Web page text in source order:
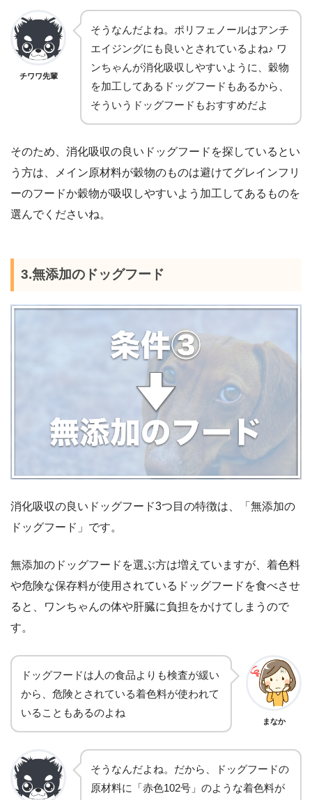
チワワ先輩
そうなんだよね。ポリフェノールはアンチ
エイジングにも良いとされているよね♪ ワ
ンちゃんが消化吸収しやすいように、穀物
を加工してあるドッグフードもあるから、
そういうドッグフードもおすすめだよ
そのため、消化吸収の良いドッグフードを探しているとい
う方は、メイン原材料が穀物のものは避けてグレインフリ
ーのフードか穀物が吸収しやすいよう加工してあるものを
選んでくださいね。
3.無添加のドッグフード
消化吸収の良いドッグフード3つ目の特徴は、「無添加の
ドッグフード」です。
無添加のドッグフードを選ぶ方は増えていますが、着色料
や危険な保存料が使用されているドッグフードを食べさせ
ると、ワンちゃんの体や肝臓に負担をかけてしまうので
す。
ドッグフードは人の食品よりも検査が緩い
から、危険とされている着色料が使われて
いることもあるのよね
まなか
そうなんだよね。だから、ドッグフードの
原材料に「赤色102号」のような着色料が